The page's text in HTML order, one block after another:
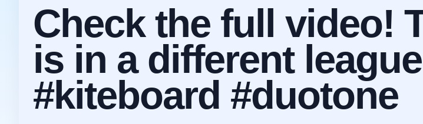
Check the full video!
is in a different
#kiteboard #duotone